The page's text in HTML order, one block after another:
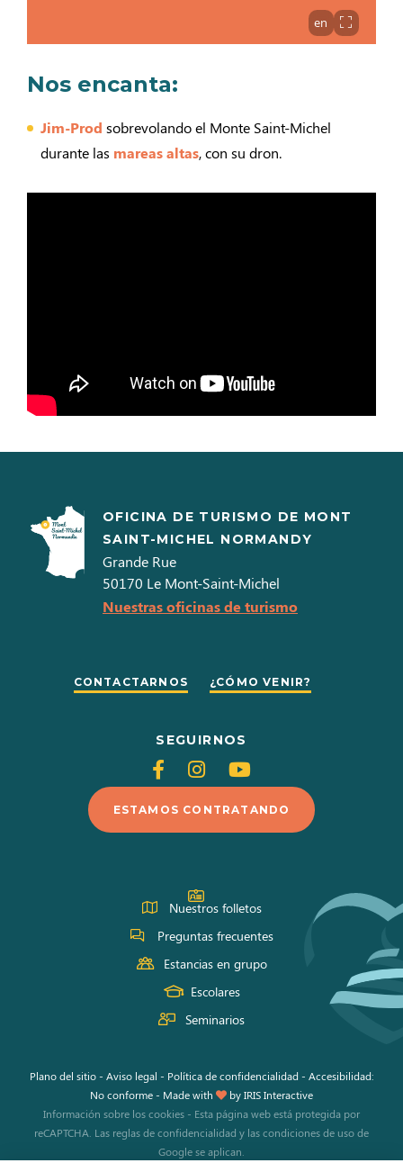
Nos encanta:
Jim-Prod sobrevolando el Monte Saint-Michel
durante las mareas altas, con su dron.
OFICINA DE TURISMO DE MONT
SAINT-MICHEL NORMANDY
Grande Rue
50170 Le Mont-Saint-Michel
Nuestras oficinas de turismo
CONTACTARNOS ¿CÓMO VENIR?
SEGUIRNOS
Siganos
en
Facebook
Siganos
en
Instagram
Siganos
en
Youtube
ESTAMOS CONTRATANDO
Nuestros folletos
Preguntas frecuentes
Estancias en grupo
Escolares
Seminarios
Plano del sitio- Aviso legal - Política de confidencialidad - Accesibilidad:
No conforme- Made with byIRIS Interactive
Información sobre los cookies - Esta página web está protegida por
reCAPTCHA. Las reglas de confidencialidad y lascondiciones de usode
Google se aplican.